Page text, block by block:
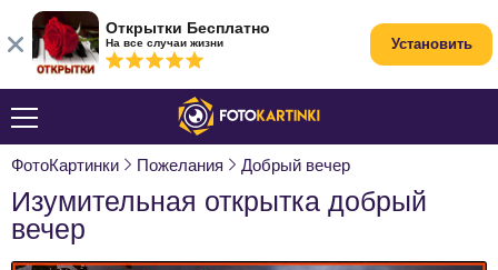
ФотоКартинки Пожелания Добрый вечер
Изумительная открытка добрый
вечер
Открытки Бесплатно
На все случаи жизни Установить